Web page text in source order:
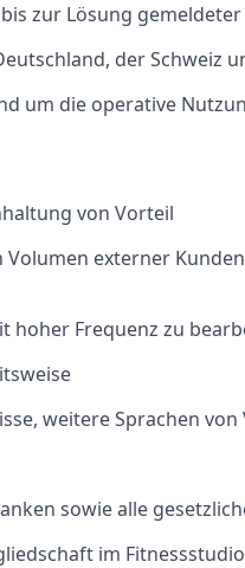
zur Lösung
der Schweiz
um die operative
von Vorteil
externer
hoher Frequenz zu
weitere Sprachen von
sowie alle
im